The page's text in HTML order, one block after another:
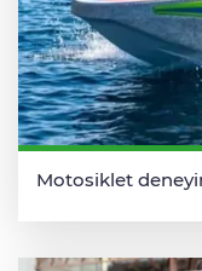
Motosiklet